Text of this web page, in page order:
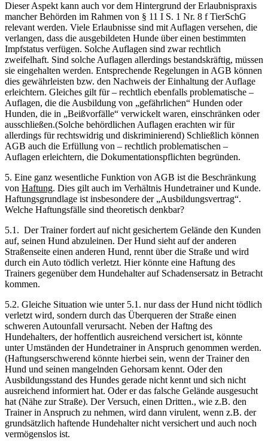
Dieser Aspekt kann auch vor dem Hintergrund der Erlaubnispraxis
mancher Behörden im Rahmen von § 11 I S. 1 Nr. 8 f TierSchG
relevant werden. Viele Erlaubnisse sind mit Auflagen versehen, die
verlangen, dass die ausgebildeten Hunde über einen bestimmten
Impfstatus verfügen. Solche Auflagen sind zwar rechtlich
zweifelhaft. Sind solche Auflagen allerdings bestandskräftig, müssen
sie eingehalten werden. Entsprechende Regelungen in AGB können
dies gewährleisten bzw. den Nachweis der Einhaltung der Auflage
erleichtern. Gleiches gilt für – rechtlich ebenfalls problematische –
Auflagen, die die Ausbildung von „gefährlichen“ Hunden oder
Hunden, die in „Beißvorfälle“ verwickelt waren, einschränken oder
ausschließen.(Solche behördlichen Auflagen erachten wir für
allerdings für rechtswidrig und diskriminierend) Schließlich können
AGB auch die Erfüllung von – rechtlich problematischen –
Auflagen erleichtern, die Dokumentationspflichten begründen.
5. Eine ganz wesentliche Funktion von AGB ist die Beschränkung
von Haftung. Dies gilt auch im Verhältnis Hundetrainer und Kunde.
Haftungsgrundlage ist insbesondere der „Ausbildungsvertrag“.
Welche Haftungsfälle sind theoretisch denkbar?
5.1. Der Trainer fordert auf nicht gesichertem Gelände den Kunden
auf, seinen Hund abzuleinen. Der Hund sieht auf der anderen
Straßenseite einen anderen Hund, rennt über die Straße und wird
durch ein Auto tödlich verletzt. Hier könnte eine Haftung des
Trainers gegenüber dem Hundehalter auf Schadensersatz in Betracht
kommen.
5.2. Gleiche Situation wie unter 5.1. nur dass der Hund nicht tödlich
verletzt wird, sondern durch das Überqueren der Straße einen
schweren Autounfall verursacht. Neben der Haftng des
Hundehalters, der hoffentlich ausreichend versichert ist, könnte
unter Umständen der Hundetrainer in Anspruch genommen werden.
(Haftungserschwerend könnte hierbei sein, wenn der Trainer den
Hund und seinen mangelnden Gehorsam kennt. Oder den
Ausbildungsstand des Hundes gerade nicht kennt und sich nicht
ausreichend informiert hat. Oder er das falsche Gelände ausgesucht
hat (Nähe zur Straße). Der Versuch, einen Dritten., wie z.B. den
Trainer in Anspruch zu nehmen, wird dann virulent, wenn z.B. der
grundsätzlich haftende Hundehalter nicht versichert und auch noch
vermögenslos ist.